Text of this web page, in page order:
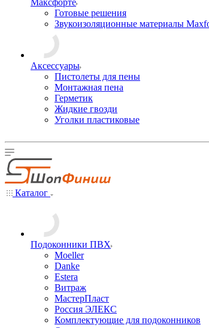
Максфорте
Готовые решения
Звукоизоляционные материалы
Аксессуары
Пистолеты для пены
Монтажная пена
Герметик
Жидкие гвозди
Уголки пластиковые
Каталог
Подоконники ПВХ
Moeller
Danke
Estera
Витраж
МастерПласт
Россия ЭЛЕКС
Комплектующие для подоконников